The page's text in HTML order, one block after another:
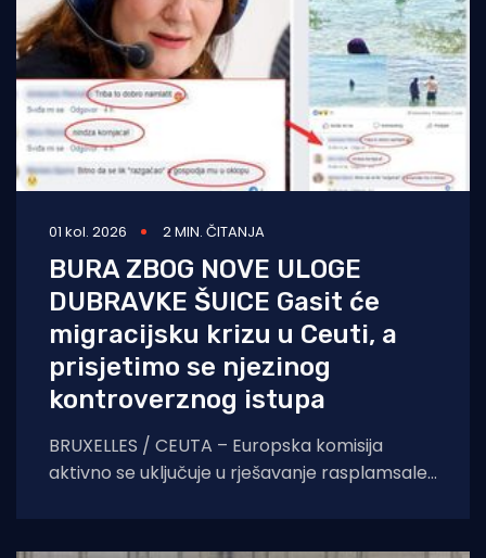
01 kol. 2026 2 MIN. ČITANJA
BURA ZBOG NOVE ULOGE
DUBRAVKE ŠUICE Gasit će
migracijsku krizu u Ceuti, a
prisjetimo se njezinog
kontroverznog istupa
BRUXELLES / CEUTA – Europska komisija
aktivno se uključuje u rješavanje rasplamsale